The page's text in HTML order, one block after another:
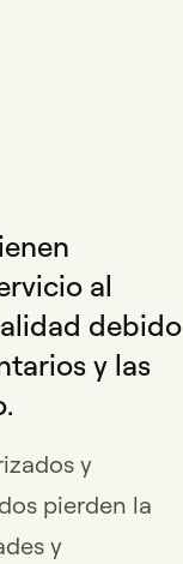
al
debido
y las
y
pierden la
y